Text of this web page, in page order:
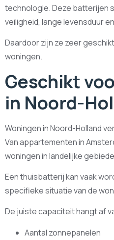
technologie. Deze batterijen
veiligheid, lange levensduur
Daardoor zijn ze zeer
woningen.
Geschikt
in Noord-
Woningen in Noord-Holland
Van appartementen in
woningen in landelijke
Een thuisbatterij kan vaak
specifieke situatie van de
De juiste capaciteit hangt af
Aantal zonnepanelen